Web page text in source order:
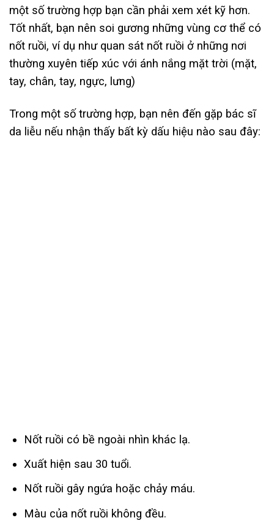
một số trường hợp bạn cần phải xem xét kỹ hơn.
Tốt nhất, bạn nên soi gương những vùng cơ thể có
nốt ruồi, ví dụ như quan sát nốt ruồi ở những nơi
thường xuyên tiếp xúc với ánh nắng mặt trời (mặt,
tay, chân, tay, ngực, lưng)
Trong một số trường hợp, bạn nên đến gặp bác sĩ
da liễu nếu nhận thấy bất kỳ dấu hiệu nào sau đây:
Nốt ruồi có bề ngoài nhìn khác lạ.
Xuất hiện sau 30 tuổi.
Nốt ruồi gây ngứa hoặc chảy máu.
Màu của nốt ruồi không đều.